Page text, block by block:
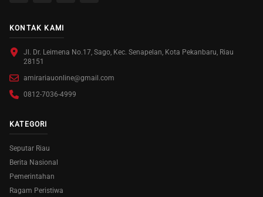
KONTAK KAMI
Jl. Dr. Leimena No.17, Sago, Kec. Senapelan, Kota Pekanbaru, Riau
28151
amirariauonline@gmail.com
0812-7036-4999
KATEGORI
Seputar Riau
Berita Nasional
Pemerintahan
Ragam Peristiwa